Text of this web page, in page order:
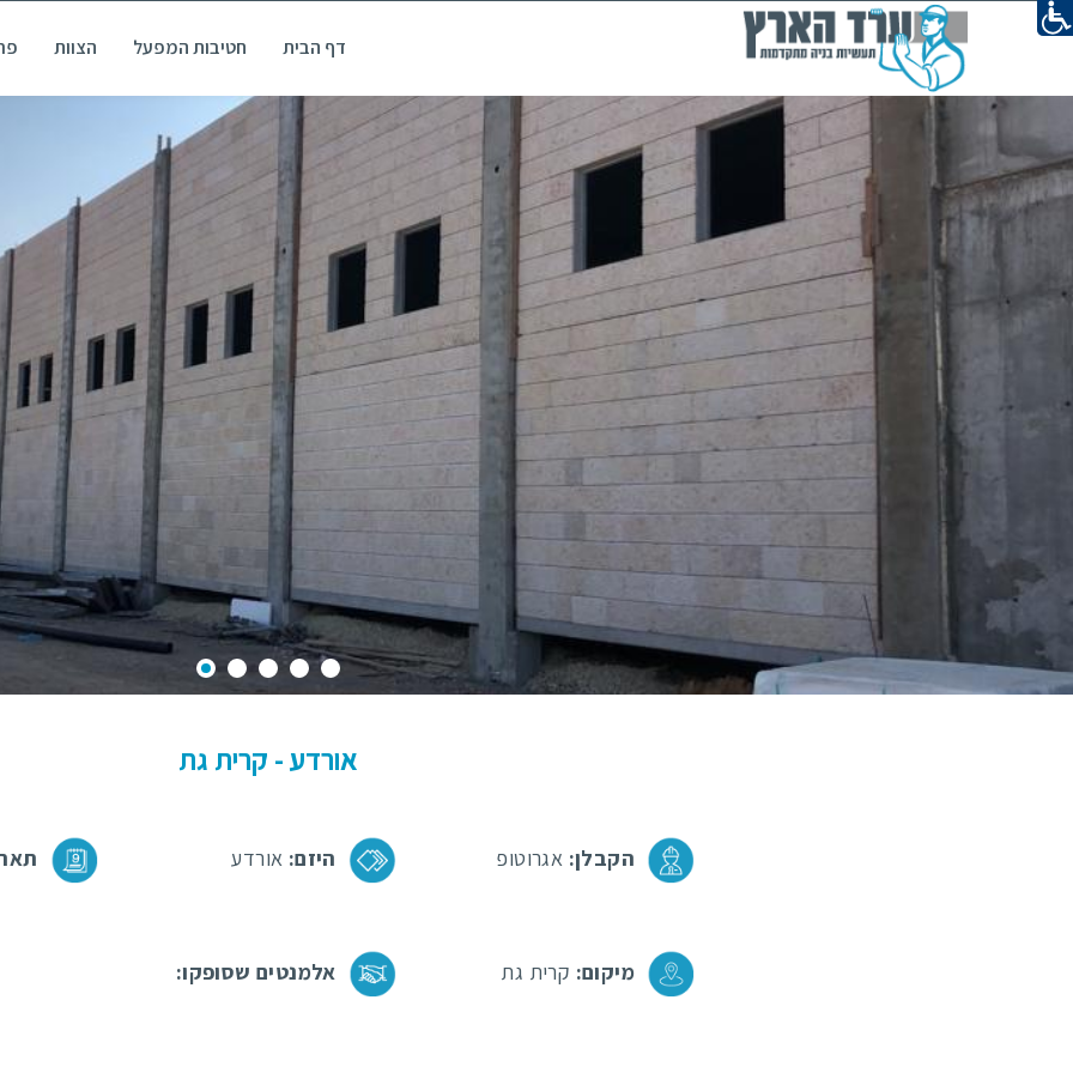
דף הבית חטיבות המפעל הצוות
אורדע - קרית גת
הקבלן: אגרוטופ היזם: אורדע
מיקום: קרית גת אלמנטים שסופקו:
תקנון ומדיניות ושימוש באתר
הצהרת נגישות
מדיניות פרטיות
תנאי שימוש
השארו מחוברים
פייסבוק
אינסטגרם
צרו קשר
0545386127
086500700
chenk@arad-hi.co.il
פותח ועוצב ע״י טרילוג׳י בע״מ